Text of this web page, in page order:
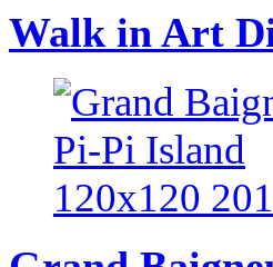
Walk in Art